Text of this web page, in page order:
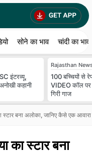
सोने का भाव चांदी का भाव
इंटरव्यू,
कहानी
Rajasthan
100 बच्चियों से
VIDEO कॉल
गिरी गाज
बना अलोका, जानिए कैसे एक आवारा
का स्टार बना